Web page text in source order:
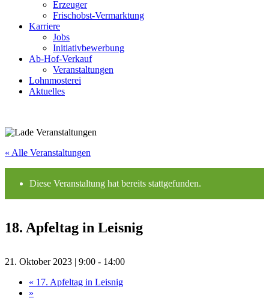
Erzeuger
Frischobst-Vermarktung
Karriere
Jobs
Initiativbewerbung
Ab-Hof-Verkauf
Veranstaltungen
Lohnmosterei
Aktuelles
« Alle Veranstaltungen
Diese Veranstaltung hat bereits stattgefunden.
18. Apfeltag in Leisnig
21. Oktober 2023 | 9:00 - 14:00
« 17. Apfeltag in Leisnig
»